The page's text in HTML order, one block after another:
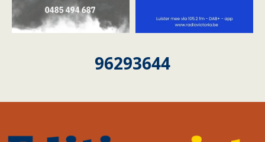
96293644